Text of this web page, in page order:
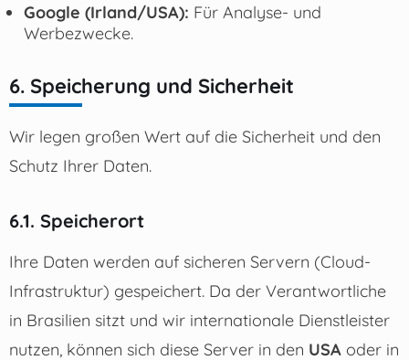
Google (Irland/USA): Für Analyse- und
Werbezwecke.
6. Speicherung und Sicherheit
Wir legen großen Wert auf die Sicherheit und den
Schutz Ihrer Daten.
6.1. Speicherort
Ihre Daten werden auf sicheren Servern (Cloud-
Infrastruktur) gespeichert. Da der Verantwortliche
in Brasilien sitzt und wir internationale Dienstleister
nutzen, können sich diese Server in den USAoder in